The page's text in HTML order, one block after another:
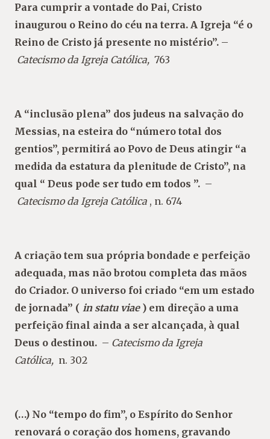
Para cumprir a vontade do Pai, Cristo
inaugurou o Reino do céu na terra. A Igreja “é o
Reino de Cristo já presente no mistério”. –
Catecismo da Igreja Católica, 763
A “inclusão plena” dos judeus na salvação do
Messias, na esteira do “número total dos
gentios”, permitirá ao Povo de Deus atingir “a
medida da estatura da plenitude de Cristo”, na
qual “ Deus pode ser tudo em todos ”. –
Catecismo da Igreja Católica , n. 674
A criação tem sua própria bondade e perfeição
adequada, mas não brotou completa das mãos
do Criador. O universo foi criado “em um estado
de jornada” ( in statu viae) em direção a uma
perfeição final ainda a ser alcançada, à qual
Deus o destinou. – Catecismo da Igreja
Católica, n. 302
(…) No “tempo do fim”, o Espírito do Senhor
renovará o coração dos homens, gravando